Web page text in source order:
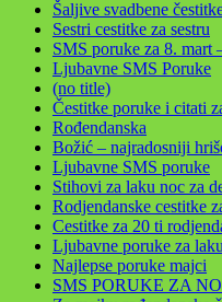
Šaljive svadbene
Sestri cestitke za sestru
SMS poruke za 8. mart
Ljubavne SMS Poruke
(no title)
Čestitke poruke i citati
Rođendanska
Božić – najradosniji
Ljubavne SMS poruke
Stihovi za laku noc za
Rodjendanske cestitke
Cestitke za 20 ti
Ljubavne poruke za
Najlepse poruke majci
SMS PORUKE ZA